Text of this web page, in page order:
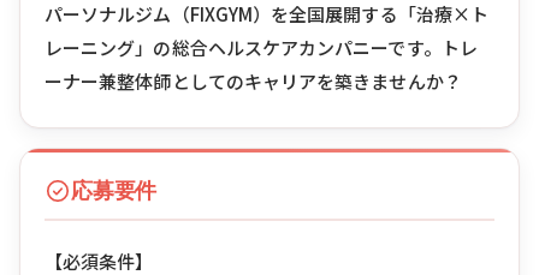
パーソナルジム（FIXGYM）を全国展開する「治療×ト
レーニング」の総合ヘルスケアカンパニーです。トレ
ーナー兼整体師としてのキャリアを築きませんか？
応募要件
【必須条件】